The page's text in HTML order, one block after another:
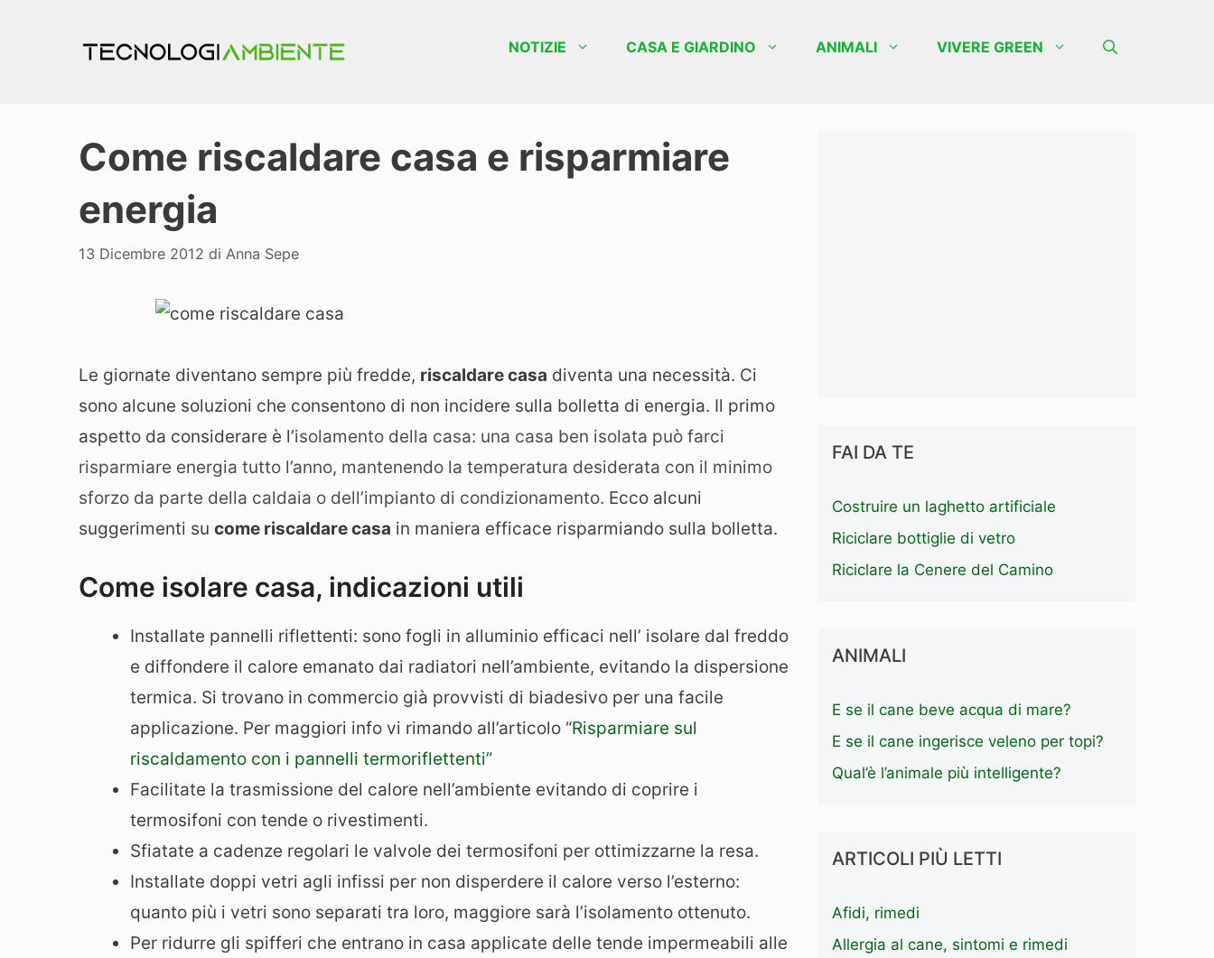
NOTIZIE CASA E GIARDINO ANIMALI VIVERE GREEN
Come riscaldare casa e risparmiare
energia
13 Dicembre 2012 di Anna Sepe
Le giornate diventano sempre più fredde, riscaldare casa diventa una necessità. Ci
sono alcune soluzioni che consentono di non incidere sulla bolletta di energia. Il primo
aspetto da considerare è l’isolamento della casa: una casa ben isolata può farci
risparmiare energia tutto l’anno, mantenendo la temperatura desiderata con il minimo
sforzo da parte della caldaia o dell’impianto di condizionamento. Ecco alcuni
suggerimenti su come riscaldare casa in maniera efficace risparmiando sulla bolletta.
Come isolare casa, indicazioni utili
Installate pannelli riflettenti: sono fogli in alluminio efficaci nell’ isolare dal freddo
e diffondere il calore emanato dai radiatori nell’ambiente, evitando la dispersione
termica. Si trovano in commercio già provvisti di biadesivo per una facile
applicazione. Per maggiori info vi rimando all’articolo “Risparmiare sul
riscaldamento con i pannelli termoriflettenti”
Facilitate la trasmissione del calore nell’ambiente evitando di coprire i
termosifoni con tende o rivestimenti.
Sfiatate a cadenze regolari le valvole dei termosifoni per ottimizzarne la resa.
Installate doppi vetri agli infissi per non disperdere il calore verso l’esterno:
quanto più i vetri sono separati tra loro, maggiore sarà l’isolamento ottenuto.
Per ridurre gli spifferi che entrano in casa applicate delle tende impermeabili alle
FAI DA TE
Costruire un laghetto artificiale
Riciclare bottiglie di vetro
Riciclare la Cenere del Camino
ANIMALI
E se il cane beve acqua di mare?
E se il cane ingerisce veleno per topi?
Qual’è l’animale più intelligente?
ARTICOLI PIÙ LETTI
Afidi, rimedi
Allergia al cane, sintomi e rimedi